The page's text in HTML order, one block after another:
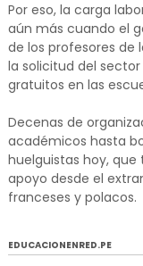
Por eso, la carga
aún más cuando el
de los profesores de
la solicitud del
gratuitos en las
Decenas de
académicos hasta
huelguistas hoy,
apoyo desde el
franceses y polacos.
EDUCACIONENRED.PE